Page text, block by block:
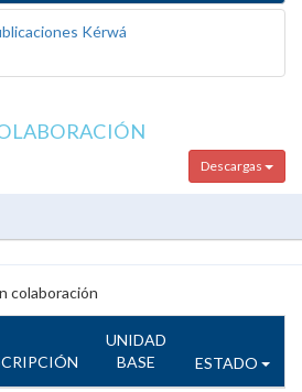
Kérwá
Descargas
colaboración
UNIDAD
BASE
ESTADO